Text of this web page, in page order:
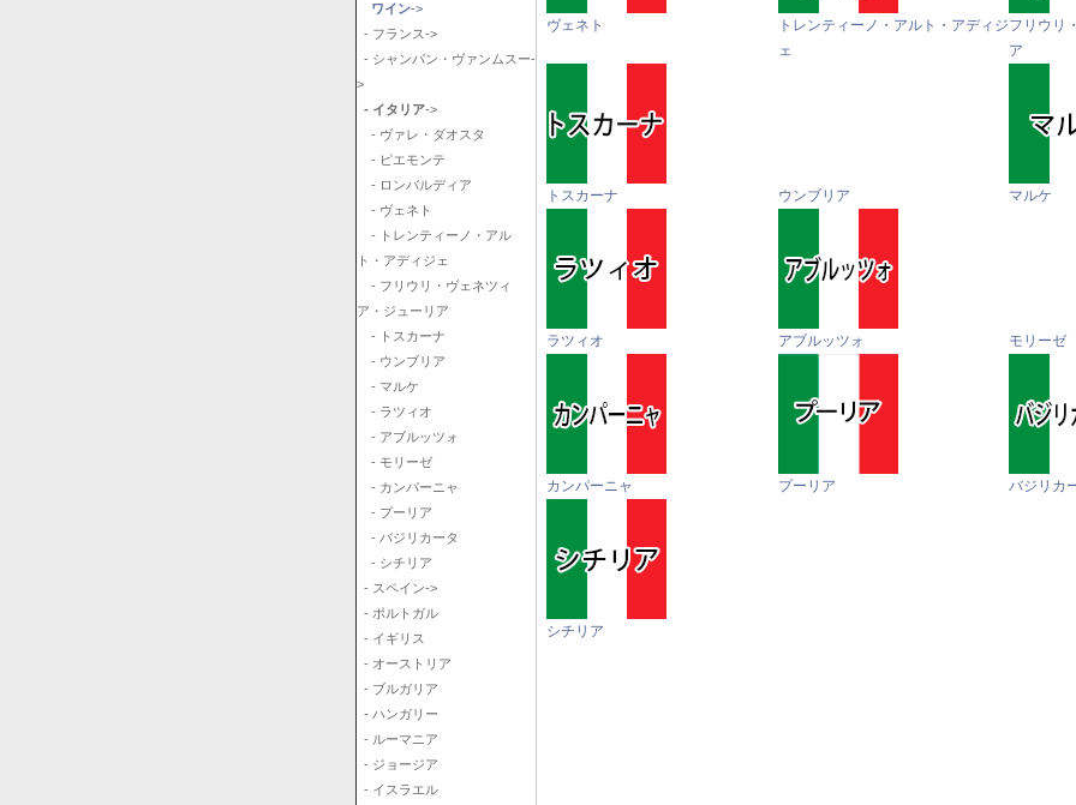
ワイン->
- フランス->
- シャンパン・ヴァンムスー-
>
- イタリア->
- ヴァレ・ダオスタ
- ピエモンテ
- ロンバルディア
- ヴェネト
- トレンティーノ・アル
ト・アディジェ
- フリウリ・ヴェネツィ
ア・ジューリア
- トスカーナ
- ウンブリア
- マルケ
- ラツィオ
- アブルッツォ
- モリーゼ
- カンパーニャ
- プーリア
- バジリカータ
- シチリア
- スペイン->
- ポルトガル
- イギリス
- オーストリア
- ブルガリア
- ハンガリー
- ルーマニア
- ジョージア
- イスラエル
ヴェネト
トレンティーノ・アルト・アディジ
ェ
フリウリ
ア
トスカーナ ウンブリア マルケ
ラツィオ アブルッツォ モリーゼ
カンパーニャ プーリア バジリカ
シチリア